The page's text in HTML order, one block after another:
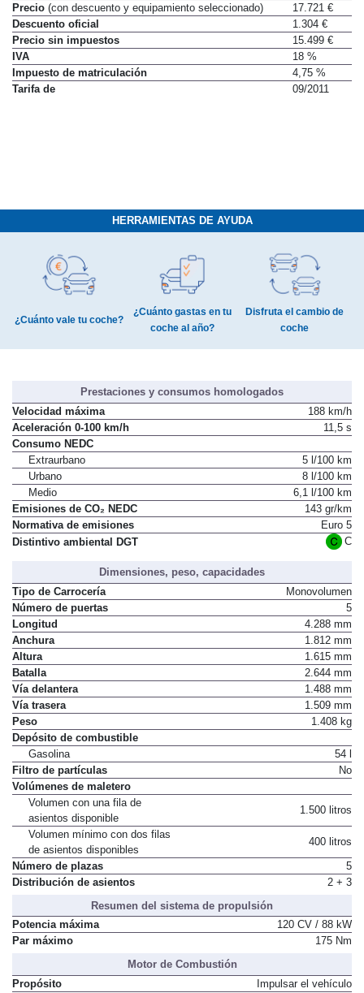
Precio (con descuento y equipamiento seleccionado)
17.721 €
Descuento oficial
1.304 €
Precio sin impuestos
15.499 €
IVA
18 %
Impuesto de matriculación
4,75 %
Tarifa de
09/2011
HERRAMIENTAS DE AYUDA
¿Cuánto vale tu coche?
¿Cuánto gastas en tu
coche al año?
Disfruta el cambio de
coche
Prestaciones y consumos homologados
Velocidad máxima
188 km/h
Aceleración 0-100 km/h
11,5 s
Consumo NEDC
Extraurbano
5 l/100 km
Urbano
8 l/100 km
Medio
6,1 l/100 km
Emisiones de CO₂ NEDC
143 gr/km
Normativa de emisiones
Euro 5
Distintivo ambiental DGT
C
Dimensiones, peso, capacidades
Tipo de Carrocería
Monovolumen
Número de puertas
5
Longitud
4.288 mm
Anchura
1.812 mm
Altura
1.615 mm
Batalla
2.644 mm
Vía delantera
1.488 mm
Vía trasera
1.509 mm
Peso
1.408 kg
Depósito de combustible
Gasolina
54 l
Filtro de partículas
No
Volúmenes de maletero
Volumen con una fila de
asientos disponible
1.500 litros
Volumen mínimo con dos filas
de asientos disponibles
400 litros
Número de plazas
5
Distribución de asientos
2 + 3
Resumen del sistema de propulsión
Potencia máxima
120 CV / 88 kW
Par máximo
175 Nm
Motor de Combustión
Propósito
Impulsar el vehículo